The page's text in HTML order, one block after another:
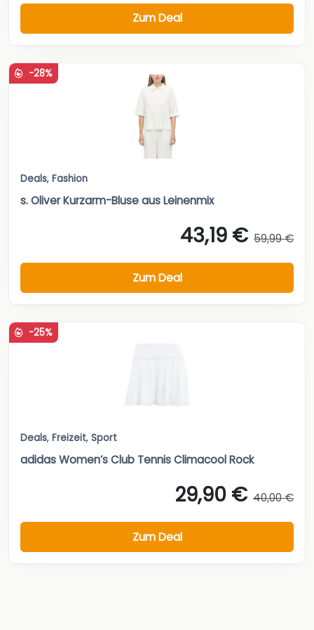
Zum Deal
-28%
Deals, Fashion
s. Oliver Kurzarm-Bluse aus Leinenmix
43,19 € 59,99 €
Zum Deal
-25%
Deals, Freizeit, Sport
adidas Women’s Club Tennis Climacool Rock
29,90 € 40,00 €
Zum Deal